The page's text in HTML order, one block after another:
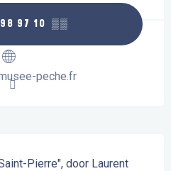
97 10 ▒▒
peche.fr
Pierre", door Laurent